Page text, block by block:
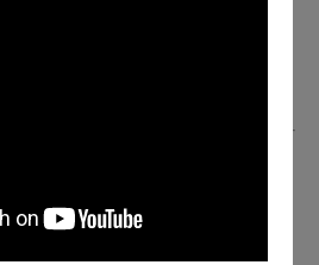
Requiem, op.48》，用最美好的歌
和大家相約，以樂會友。
溎芳（高雄場）
團 亞特愛樂合唱團 天生歌手合唱